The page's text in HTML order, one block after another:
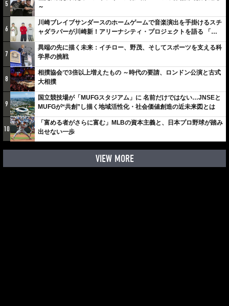
5
～
6
川崎ブレイブサンダースのホームゲームで音楽演出を手掛けるスチ
ャダラパーが川崎新！アリーナシティ・プロジェクトを語る 「楽
しみでしかないでしょ。川崎は、ずっと成長曲線だから」
7
異端の先に描く未来：イチロー、野茂、そしてスポーツを支える科
学界の挑戦
8
相撲協会で3倍以上増えたもの ～時代の要請、ロンドン公演と古式
大相撲
9
国立競技場が「MUFGスタジアム」に 名前だけではない…JNSEと
MUFGが“共創”し描く地域活性化・社会価値創造の近未来図とは
10
「富める者がさらに富む」MLBの資本主義と、日本プロ野球が踏み
出せない一歩
VIEW MORE